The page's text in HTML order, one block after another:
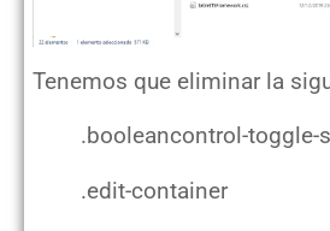
Tenemos que eliminar la
.booleancontrol-toggle-
.edit-container